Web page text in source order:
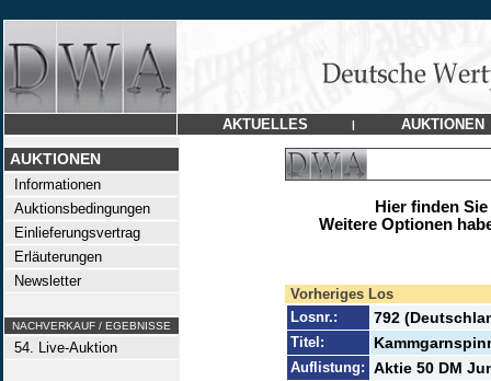
AKTUELLES | AUKTIONEN
AUKTIONEN
Informationen
Auktionsbedingungen
Einlieferungsvertrag
Erläuterungen
Newsletter
NACHVERKAUF / EGEBNISSE
54. Live-Auktion
Hier finden
Weitere Optionen
Vorheriges Los
Losnr.:
792
Titel:
Auflistung: Aktie 50 DM